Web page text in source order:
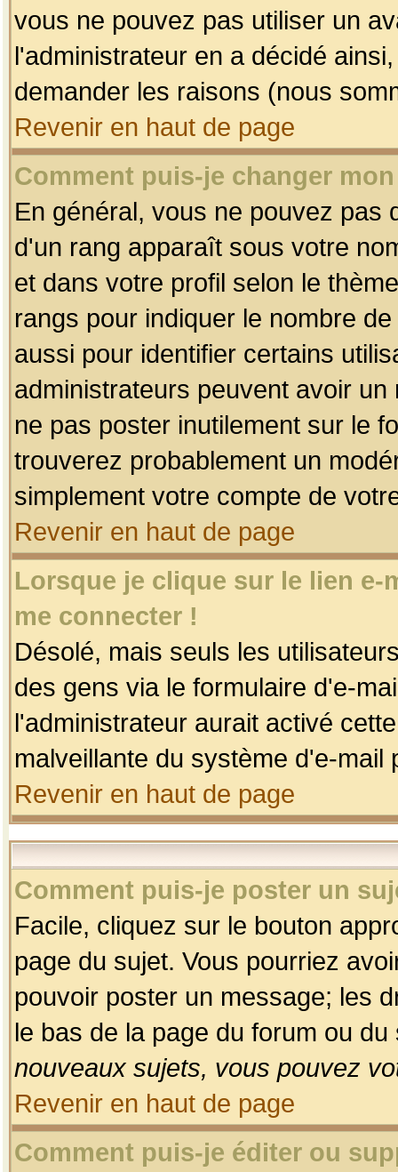
vous ne pouvez pas utiliser un
l'administrateur en a décidé
demander les raisons (nous
Revenir en haut de page
Comment puis-je changer
En général, vous ne pouvez pas
d'un rang apparaît sous votre
et dans votre profil selon le
rangs pour indiquer le nombre
aussi pour identifier certains
administrateurs peuvent avoir
ne pas poster inutilement sur le
trouverez probablement un
simplement votre compte de
Revenir en haut de page
Lorsque je clique sur le lien
me connecter !
Désolé, mais seuls les
des gens via le formulaire d'e-
l'administrateur aurait activé
malveillante du système d'e-
Revenir en haut de page
Comment puis-je poster un
Facile, cliquez sur le bouton
page du sujet. Vous pourriez
pouvoir poster un message; les
le bas de la page du forum ou
nouveaux sujets, vous pouvez
Revenir en haut de page
Comment puis-je éditer ou